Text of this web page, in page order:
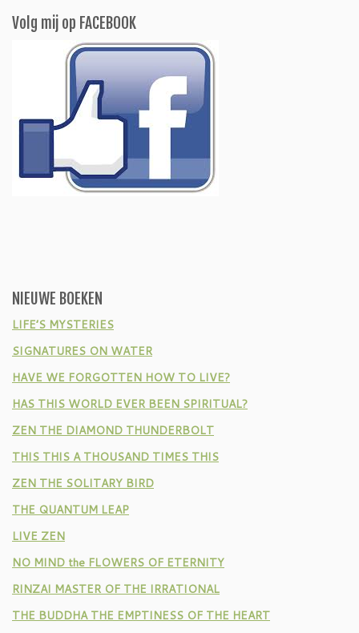
Volg mij op FACEBOOK
NIEUWE BOEKEN
LIFE’S MYSTERIES
SIGNATURES ON WATER
HAVE WE FORGOTTEN HOW TO LIVE?
HAS THIS WORLD EVER BEEN SPIRITUAL?
ZEN THE DIAMOND THUNDERBOLT
THIS THIS A THOUSAND TIMES THIS
ZEN THE SOLITARY BIRD
THE QUANTUM LEAP
LIVE ZEN
NO MIND the FLOWERS OF ETERNITY
RINZAI MASTER OF THE IRRATIONAL
THE BUDDHA THE EMPTINESS OF THE HEART